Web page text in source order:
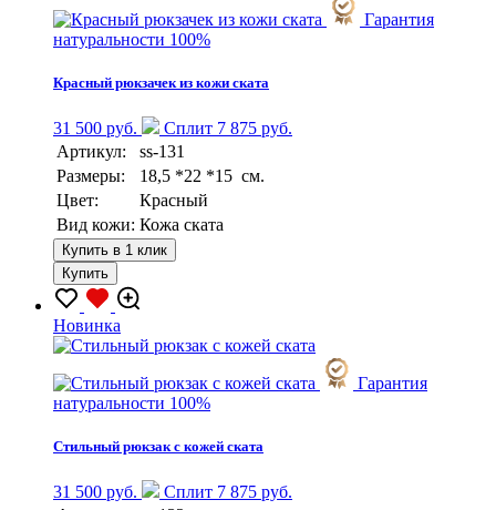
Гарантия
натуральности 100%
Красный рюкзачек из кожи ската
31 500 руб.
Сплит 7 875 руб.
Артикул:
ss-131
Размеры:
18,5 *22 *15 см.
Цвет:
Красный
Вид кожи: Кожа ската
Купить в 1 клик
Купить
Новинка
Гарантия
натуральности 100%
Стильный рюкзак с кожей ската
31 500 руб.
Сплит 7 875 руб.